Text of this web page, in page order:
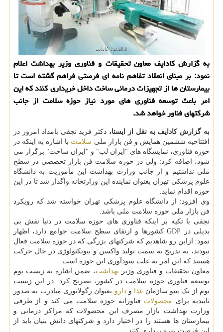
به گزارش کادایف معاون تحقیقات و فناوری وزیر بهداشت اعلام
نمود: بر مبنای انعقاد تفاهم نامه ای فرصتی فراهم گشته است تا
بیمارستان ها از تجهیزات درمانی ساخت داخل خریداری کنند که این
امر باعث توسعه فناوری های مورد نیاز حوزه سلامت از جانب
شرکتهای فناور خواهد شد.
به گزارش کادایف به نقل از ایسنا، دکتر فرید نجفی بامداد امروز در
افتتاحیه ششمین همایش و فن بازار ملی سلامت با اشاره به اینکه در
حوزه فناوری، نمایشگاه های "ایران لب" و "ایران ساخت" برگزار می
شود، اضافه کرد: ولی در حوزه سلامت فن بازار تخصصی در سطح
ملی نداشتیم و از جانب وزارت بهداشت این مأموریت به دانشگاه
علوم پزشکی تهران بعنوان نماینده این وزارتخانه واگذار شد تا در این
حوزه اقدام نماید.
وی افزود: از دانشگاه علوم پزشکی تهران خواسته شد که رویکرد
فن بازار ملی حوزه سلامت ملی باشد.
نجفی با تکیه بر اینکه فناوری های حوزه سلامت در دنیا نقش بی
بدیلی در GDP کشورها و ارتقای سطح سلامت جوامع دارد، اظهار
نمود: ازاین رو شاهدیم که شرکتهای بزرگی که در حوزه سلامت فعال
نبودند، به تدریج به سمت تولید واکسن و بیوتکنولوژی در حال حرکت
هستند که این امر به علت سودآوری این حوزه است.
معاون تحقیقات و فناوری وزیر بهداشت، ضمن اشاره به زیست بوم
توسعه فناوری حوزه سلامت در کشور، تصریح کرد: در این زیست
بوم از یک سو سازمان غذا ودارو بعنوان رگولاتوری مبادرت به صدور
تاییدیه برای محصولات فناورانه حوزه سلامت می کند و از طرفی
وزارت بهداشت بازار مصرف این محصولات که مراکز درمانی و
بیمارستان ها هستند را در اختیار دارد و شرکتهای دانش بنیان باید از